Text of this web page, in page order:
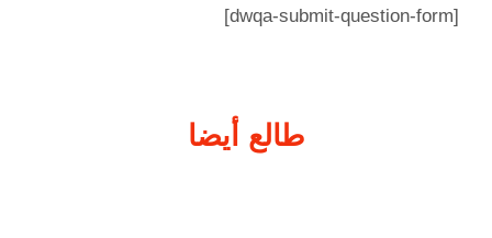
[dwqa-submit-question-form]
طالع أيضا